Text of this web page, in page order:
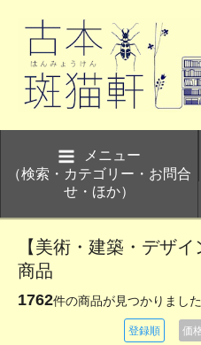
メニュー
（検索・カテゴリー・お問合
せ・ほか）
【美術・建築・デザ
商品
1762件の商品が見つかりました
登録順 価